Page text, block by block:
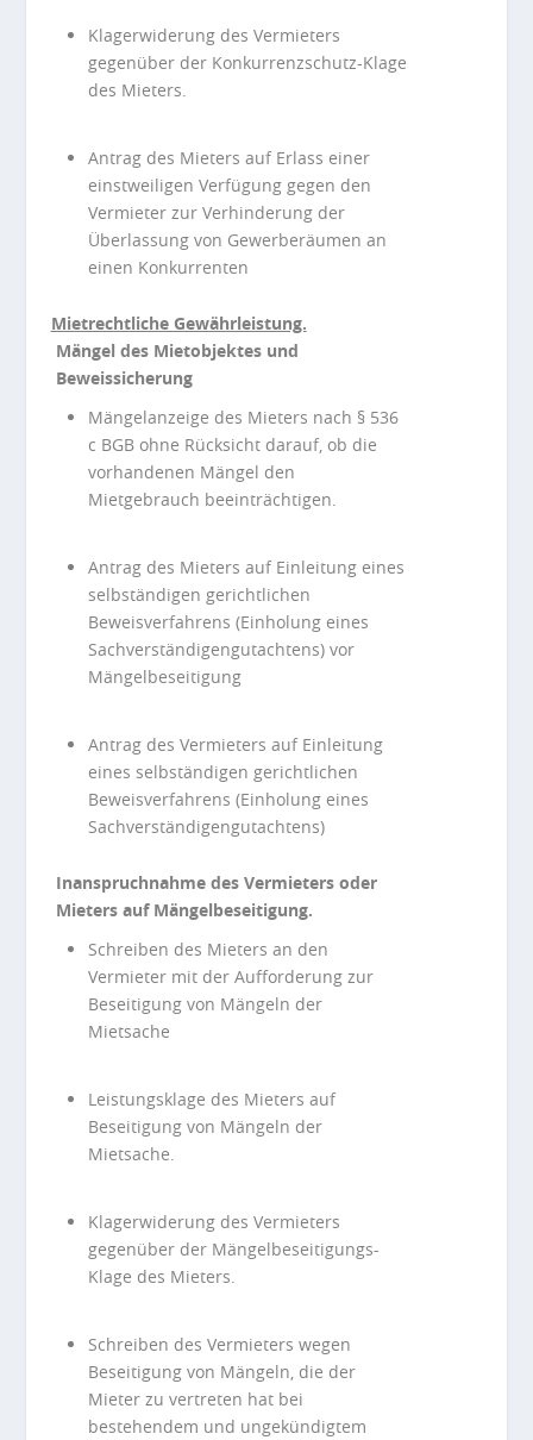
Klagerwiderung des Vermieters
gegenüber der Konkurrenzschutz-Klage
des Mieters.
Antrag des Mieters auf Erlass einer
einstweiligen Verfügung gegen den
Vermieter zur Verhinderung der
Überlassung von Gewerberäumen an
einen Konkurrenten
Mietrechtliche Gewährleistung.
Mängel des Mietobjektes und
Beweissicherung
Mängelanzeige des Mieters nach § 536
c BGB ohne Rücksicht darauf, ob die
vorhandenen Mängel den
Mietgebrauch beeinträchtigen.
Antrag des Mieters auf Einleitung eines
selbständigen gerichtlichen
Beweisverfahrens (Einholung eines
Sachverständigengutachtens) vor
Mängelbeseitigung
Antrag des Vermieters auf Einleitung
eines selbständigen gerichtlichen
Beweisverfahrens (Einholung eines
Sachverständigengutachtens)
Inanspruchnahme des Vermieters oder
Mieters auf Mängelbeseitigung.
Schreiben des Mieters an den
Vermieter mit der Aufforderung zur
Beseitigung von Mängeln der
Mietsache
Leistungsklage des Mieters auf
Beseitigung von Mängeln der
Mietsache.
Klagerwiderung des Vermieters
gegenüber der Mängelbeseitigungs-
Klage des Mieters.
Schreiben des Vermieters wegen
Beseitigung von Mängeln, die der
Mieter zu vertreten hat bei
bestehendem und ungekündigtem